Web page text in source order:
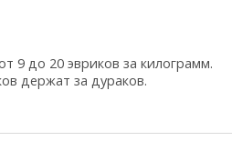
9 до 20 эвриков за килограмм.
держат за дураков.